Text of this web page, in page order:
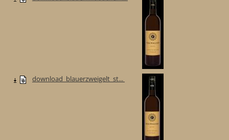
download_blauerzweigelt_st...